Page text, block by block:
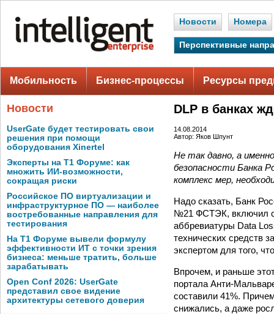
Новости Номера
Перспективные
Мобильность Бизнес-процессы Ресурсы
Новости
UserGate будет тестировать свои
решения при помощи
оборудования Xinertel
Эксперты на Т1 Форуме: как
множить ИИ-возможности,
сокращая риски
Российское ПО виртуализации и
инфраструктурное ПО — наиболее
востребованные направления для
тестирования
На Т1 Форуме вывели формулу
эффективности ИТ с точки зрения
бизнеса: меньше тратить, больше
зарабатывать
Open Conf 2026: UserGate
представил свое видение
архитектуры сетевого доверия
DLP в банках
14.08.2014
Автор: Яков Шпунт
Не так давно, а
безопасности Банка
комплекс мер,
Надо сказать, Банк
№21 ФСТЭК, включил
аббревиатуры Data
технических средств
экспертом для того,
Впрочем, и раньше
портала Анти-
составили 41%.
снижались, а даже